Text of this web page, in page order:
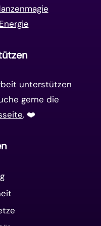
unterstützen
gerne die
. ❤️️